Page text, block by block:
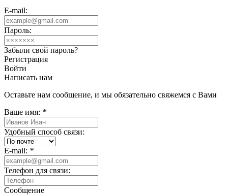
E-mail:
Пароль:
Забыли свой пароль?
Регистрация
Войти
Написать нам
Оставьте нам сообщение, и мы обязательно свяжемся с Вами
Ваше имя: *
Удобный способ связи:
E-mail: *
Телефон для связи:
Сообщение